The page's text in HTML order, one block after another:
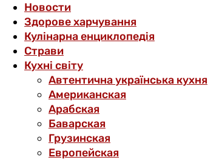
Новости
Здорове харчування
Кулінарна енциклопедія
Страви
Кухні світу
Автентична українська кухня
Американская
Арабская
Баварская
Грузинская
Европейская